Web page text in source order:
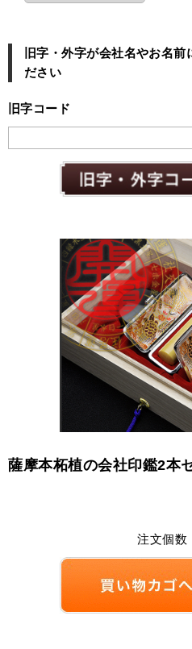
旧字・外字が会社名やお名
ださい
旧字コード
薩摩本柘植の会社印鑑2本
注文個数